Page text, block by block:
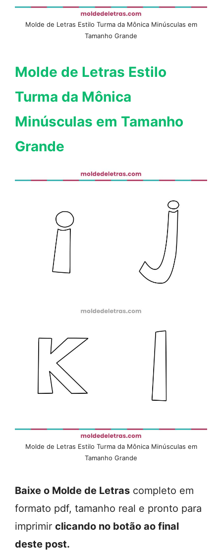
Molde de Letras Estilo Turma da Mônica Minúsculas em
Tamanho Grande
Molde de Letras Estilo
Turma da Mônica
Minúsculas em Tamanho
Grande
Molde de Letras Estilo Turma da Mônica Minúsculas em
Tamanho Grande
Baixe o Molde de Letras completo em
formato pdf, tamanho real e pronto para
imprimir clicando no botão ao final
deste post.